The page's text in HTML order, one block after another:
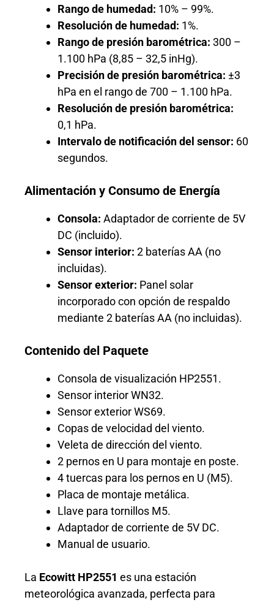
Rango de humedad: 10% – 99%.
Resolución de humedad: 1%.
Rango de presión barométrica: 300 –
1.100 hPa (8,85 – 32,5 inHg).
Precisión de presión barométrica: ±3
hPa en el rango de 700 – 1.100 hPa.
Resolución de presión barométrica:
0,1 hPa.
Intervalo de notificación del sensor: 60
segundos.
Alimentación y Consumo de Energía
Consola: Adaptador de corriente de 5V
DC (incluido).
Sensor interior: 2 baterías AA (no
incluidas).
Sensor exterior: Panel solar
incorporado con opción de respaldo
mediante 2 baterías AA (no incluidas).
Contenido del Paquete
Consola de visualización HP2551.
Sensor interior WN32.
Sensor exterior WS69.
Copas de velocidad del viento.
Veleta de dirección del viento.
2 pernos en U para montaje en poste.
4 tuercas para los pernos en U (M5).
Placa de montaje metálica.
Llave para tornillos M5.
Adaptador de corriente de 5V DC.
Manual de usuario.
La Ecowitt HP2551 es una estación
meteorológica avanzada, perfecta para